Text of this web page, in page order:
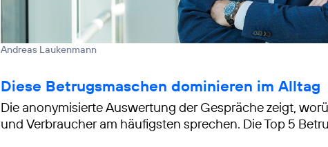
Andreas Laukenmann
Diese Betrugsmaschen dominieren im Alltag
Die anonymisierte Auswertung der Gespräche zeigt,
und Verbraucher am häufigsten sprechen. Die Top 5